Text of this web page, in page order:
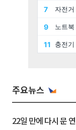
주요뉴스
22일 만에 다시 문